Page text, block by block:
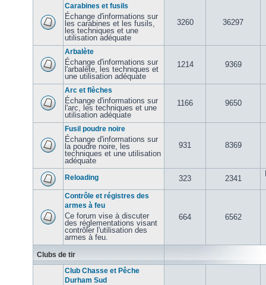
Carabines et fusils
Échange d'informations sur
les carabines et les fusils,
les techniques et une
utilisation adéquate
3260 36297
Arbalète
Échange d'informations sur
l'arbalète, les techniques et
une utilisation adéquate
1214 9369
Arc et flèches
Échange d'informations sur
l'arc, les techniques et une
utilisation adéquate
1166 9650
Fusil poudre noire
Échange d'informations sur
la poudre noire, les
techniques et une utilisation
adéquate
931 8369
Reloading 323 2341
Contrôle et régistres des
armes à feu
Ce forum vise à discuter
des réglementations visant
contrôler l'utilisation des
armes à feu.
664 6562
Clubs de tir
Club Chasse et Pêche
Durham Sud